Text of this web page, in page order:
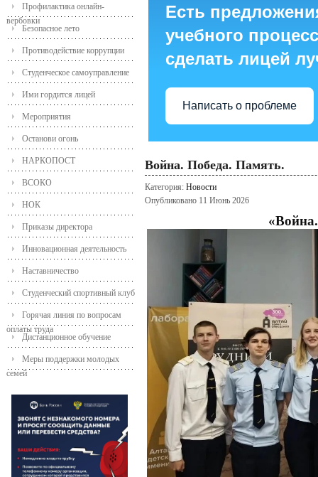
Профилактика онлайн-
вербовки
Безопасное лето
Противодействие коррупции
Студенческое самоуправление
Ими гордится лицей
Мероприятия
Останови огонь
НАРКОПОСТ
ВСОКО
НОК
Приказы директора
Инновационная деятельность
Наставничество
Студенческий спортивный клуб
Горячая линия по вопросам
оплаты труда
Дистанционное обучение
Меры поддержки молодых
семей
Есть
учебного
сделать лицей
Написать о проблеме
Война. Победа. Память.
Категория: Новости
Опубликовано 11 Июнь 2026